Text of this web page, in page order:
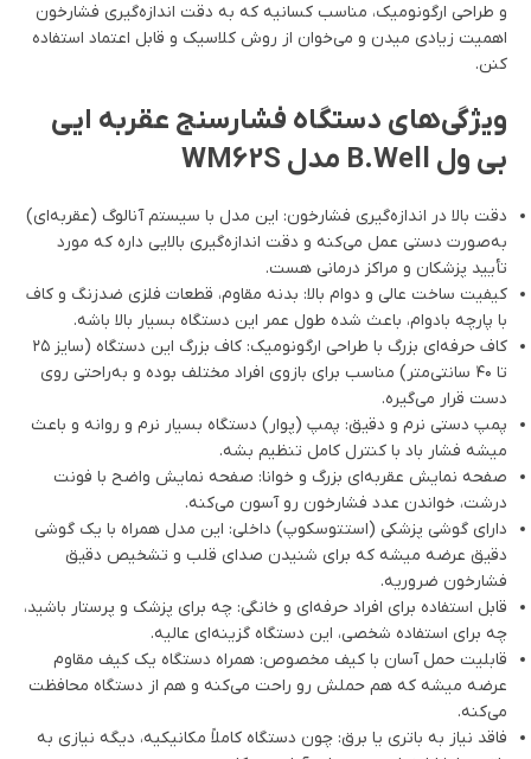
و طراحی ارگونومیک، مناسب کسانیه که به دقت اندازه‌گیری فشارخون
اهمیت زیادی میدن و می‌خوان از روش کلاسیک و قابل اعتماد استفاده
کنن.
ویژگی‌های دستگاه فشارسنج عقربه ایی
بی ول B.Well مدل WM62S
دقت بالا در اندازه‌گیری فشارخون: این مدل با سیستم آنالوگ (عقربه‌ای)
به‌صورت دستی عمل می‌کنه و دقت اندازه‌گیری بالایی داره که مورد
تأیید پزشکان و مراکز درمانی هست.
کیفیت ساخت عالی و دوام بالا: بدنه مقاوم، قطعات فلزی ضدزنگ و کاف
با پارچه بادوام، باعث شده طول عمر این دستگاه بسیار بالا باشه.
کاف حرفه‌ای بزرگ با طراحی ارگونومیک: کاف بزرگ این دستگاه (سایز ۲۵
تا ۴۰ سانتی‌متر) مناسب برای بازوی افراد مختلف بوده و به‌راحتی روی
دست قرار می‌گیره.
پمپ دستی نرم و دقیق: پمپ (پوار) دستگاه بسیار نرم و روانه و باعث
میشه فشار باد با کنترل کامل تنظیم بشه.
صفحه نمایش عقربه‌ای بزرگ و خوانا: صفحه نمایش واضح با فونت
درشت، خواندن عدد فشارخون رو آسون می‌کنه.
دارای گوشی پزشکی (استتوسکوپ) داخلی: این مدل همراه با یک گوشی
دقیق عرضه میشه که برای شنیدن صدای قلب و تشخیص دقیق
فشارخون ضروریه.
قابل استفاده برای افراد حرفه‌ای و خانگی: چه برای پزشک و پرستار باشید،
چه برای استفاده شخصی، این دستگاه گزینه‌ای عالیه.
قابلیت حمل آسان با کیف مخصوص: همراه دستگاه یک کیف مقاوم
عرضه میشه که هم حملش رو راحت می‌کنه و هم از دستگاه محافظت
می‌کنه.
فاقد نیاز به باتری یا برق: چون دستگاه کاملاً مکانیکیه، دیگه نیازی به